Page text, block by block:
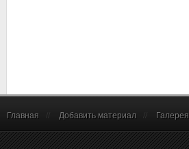
Главная Добавить материал Галерея